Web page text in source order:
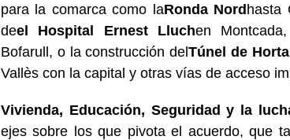
para la comarca como laRonda Nordhasta
deel Hospital Ernest Lluchen
Bofarull, o la construcción delTúnel de
Vallès con la capital y otras vías de acceso
Vivienda, Educación, Seguridad y la
ejes sobre los que pivota el acuerdo, que